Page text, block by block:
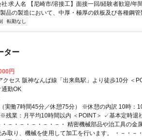
求人名 【尼崎市/溶接工】面接一回/経験者歓迎/年
品の製造において、中厚・極厚の鉄板及び各種鋼
転勤なし
ター
円
イク通勤OK
実働7時間45分／休憩75分） ※休憩の内訳 10時：
残業：月平均10時間以内 ＜POINT＞ ✓基本定時退
－・－・－・－・－・ 精密機械部品や治工具の金
取り、機械を使用して加工を行います。 ・－・－